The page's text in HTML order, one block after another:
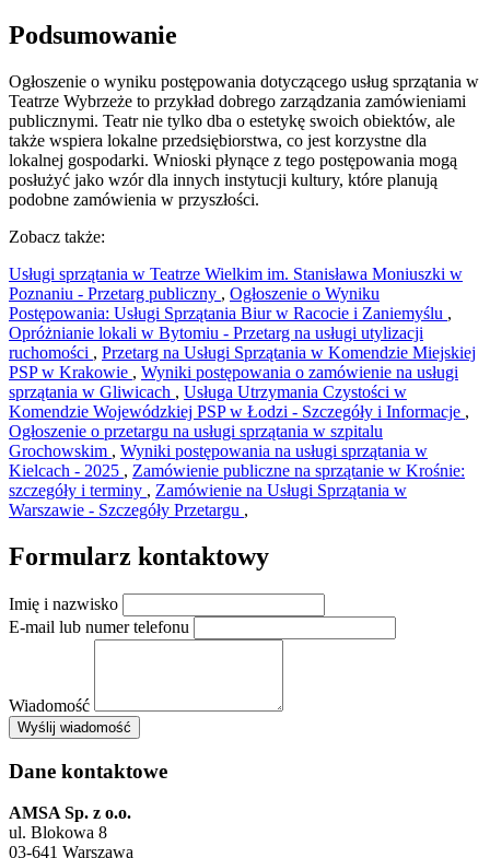
Podsumowanie
Ogłoszenie o wyniku postępowania dotyczącego usług sprzątania w
Teatrze Wybrzeże to przykład dobrego zarządzania zamówieniami
publicznymi. Teatr nie tylko dba o estetykę swoich obiektów, ale
także wspiera lokalne przedsiębiorstwa, co jest korzystne dla
lokalnej gospodarki. Wnioski płynące z tego postępowania mogą
posłużyć jako wzór dla innych instytucji kultury, które planują
podobne zamówienia w przyszłości.
Zobacz także:
Usługi sprzątania w Teatrze Wielkim im. Stanisława Moniuszki w
Poznaniu - Przetarg publiczny , Ogłoszenie o Wyniku
Postępowania: Usługi Sprzątania Biur w Racocie i Zaniemyślu ,
Opróżnianie lokali w Bytomiu - Przetarg na usługi utylizacji
ruchomości , Przetarg na Usługi Sprzątania w Komendzie Miejskiej
PSP w Krakowie , Wyniki postępowania o zamówienie na usługi
sprzątania w Gliwicach , Usługa Utrzymania Czystości w
Komendzie Wojewódzkiej PSP w Łodzi - Szczegóły i Informacje ,
Ogłoszenie o przetargu na usługi sprzątania w szpitalu
Grochowskim , Wyniki postępowania na usługi sprzątania w
Kielcach - 2025 , Zamówienie publiczne na sprzątanie w Krośnie:
szczegóły i terminy , Zamówienie na Usługi Sprzątania w
Warszawie - Szczegóły Przetargu ,
Formularz kontaktowy
Imię i nazwisko
E-mail lub numer telefonu
Wiadomość
Wyślij wiadomośćAMSA Sp. z o.o. - ul. Blokowa 8, Warszawa
+
−
Dane kontaktowe
AMSA Sp. z o.o.
ul. Blokowa 8
03-641 Warszawa